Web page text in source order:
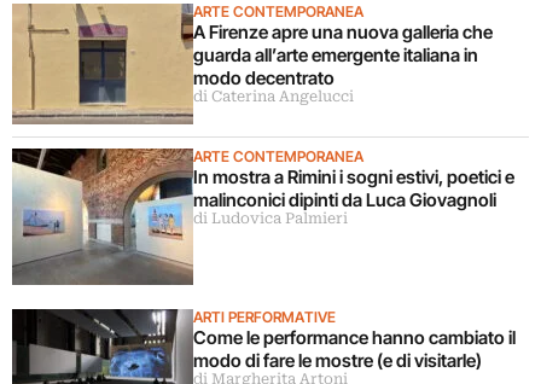
ARTE CONTEMPORANEA
A Firenze apre una nuova galleria che
guarda all’arte emergente italiana in
modo decentrato
di Caterina Angelucci
ARTE CONTEMPORANEA
In mostra a Rimini i sogni estivi, poetici e
malinconici dipinti da Luca Giovagnoli
di Ludovica Palmieri
ARTI PERFORMATIVE
Come le performance hanno cambiato il
modo di fare le mostre (e di visitarle)
di Margherita Artoni